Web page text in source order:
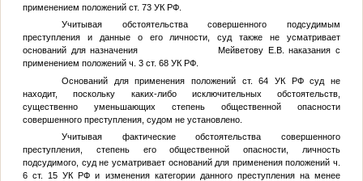
применением положений ст. 73 УК РФ.
Учитывая обстоятельства совершенного подсудимым
преступления и данные о его личности, суд также не усматривает
оснований для назначения Мейветову Е.В. наказания с
применением положений ч. 3 ст. 68 УК РФ.
Оснований для применения положений ст. 64 УК РФ суд не
находит, поскольку каких-либо исключительных обстоятельств,
существенно уменьшающих степень общественной опасности
совершенного преступления, судом не установлено.
Учитывая фактические обстоятельства совершенного
преступления, степень его общественной опасности, личность
подсудимого, суд не усматривает оснований для применения положений ч.
6 ст. 15 УК РФ и изменения категории данного преступления на менее